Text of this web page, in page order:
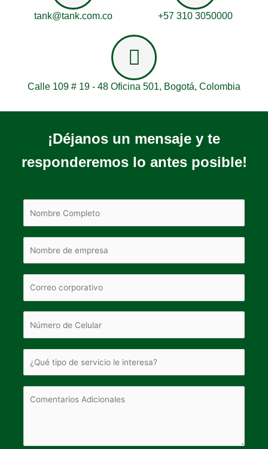
tank@tank.com.co +57 310 3050000
Calle 109 # 19 - 48 Oficina 501, Bogotá, Colombia
¡Déjanos un mensaje y te
responderemos lo antes posible!